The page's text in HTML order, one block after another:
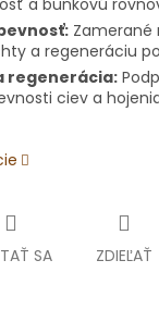
a bunkovú
Zamerané
a regeneráciu
regenerácia:
ciev a
SA ZDIEĽAŤ